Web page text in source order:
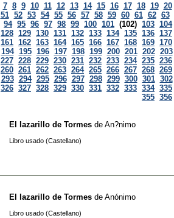
7 8 9 10 11 12 13 14 15 16 17 18 19 20
51 52 53 54 55 56 57 58 59 60 61 62 63
94 95 96 97 98 99 100 101 (102) 103 104
128 129 130 131 132 133 134 135 136 137
161 162 163 164 165 166 167 168 169 170
194 195 196 197 198 199 200 201 202 203
227 228 229 230 231 232 233 234 235 236
260 261 262 263 264 265 266 267 268 269
293 294 295 296 297 298 299 300 301 302
326 327 328 329 330 331 332 333 334 335
355 356
El lazarillo de Tormes de An?nimo
Libro usado (Castellano)
El lazarillo de Tormes de Anónimo
Libro usado (Castellano)